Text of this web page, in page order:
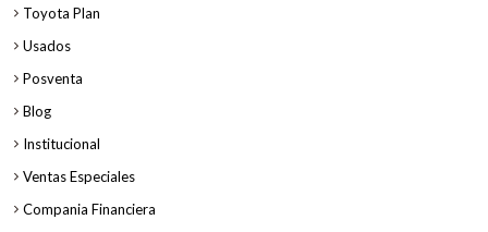
Toyota Plan
Usados
Posventa
Blog
Institucional
Ventas Especiales
Compania Financiera